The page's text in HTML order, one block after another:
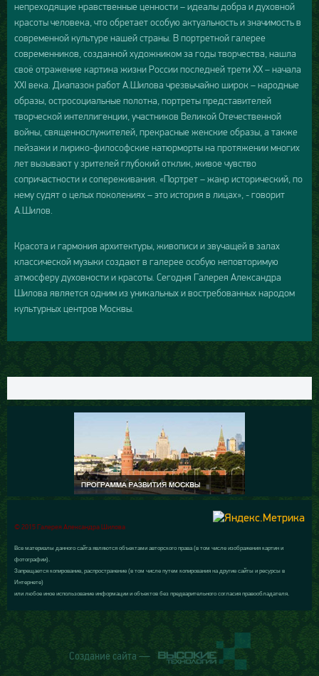
непреходящие нравственные ценности – идеалы добра и духовной
красоты человека, что обретает особую актуальность и значимость в
современной культуре нашей страны. В портретной галерее
современников, созданной художником за годы творчества, нашла
своё отражение картина жизни России последней трети XX – начала
XXI века. Диапазон работ А.Шилова чрезвычайно широк – народные
образы, остросоциальные полотна, портреты представителей
творческой интеллигенции, участников Великой Отечественной
войны, священнослужителей, прекрасные женские образы, а также
пейзажи и лирико-философские натюрморты на протяжении многих
лет вызывают у зрителей глубокий отклик, живое чувство
сопричастности и сопереживания. «Портрет – жанр исторический, по
нему судят о целых поколениях – это история в лицах», - говорит
А.Шилов.
Красота и гармония архитектуры, живописи и звучащей в залах
классической музыки создают в галерее особую неповторимую
атмосферу духовности и красоты. Сегодня Галерея Александра
Шилова является одним из уникальных и востребованных народом
культурных центров Москвы.
© 2015 Галерея Александра Шилова
Все материалы данного сайта являются объектами авторского права (в том числе изображения картин и
фотографии).
Запрещается копирование, распространение (в том числе путем копирования на другие сайты и ресурсы в
Интернете)
или любое иное использование информации и объектов без предварительного согласия правообладателя.
Создание сайта —